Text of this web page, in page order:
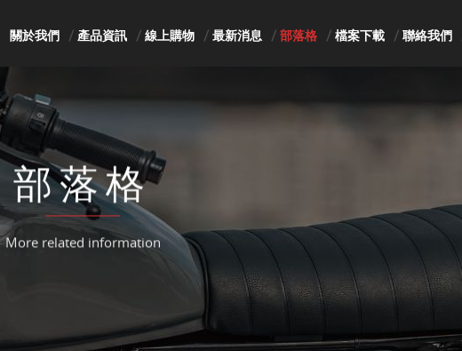
關於我們 產品資訊 線上購物 最新消息 部落格 檔案下載 聯絡我們
部落格
More related information